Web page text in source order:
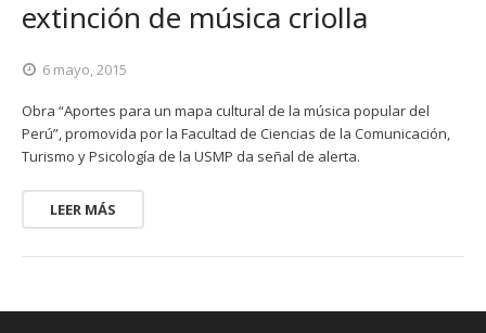
extinción de música criolla
6 mayo, 2015
Obra “Aportes para un mapa cultural de la música popular del
Perú”, promovida por la Facultad de Ciencias de la Comunicación,
Turismo y Psicología de la USMP da señal de alerta.
LEER MÁS